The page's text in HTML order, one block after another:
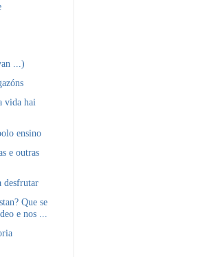
...)
vida hai
ensino
e outras
desfrutar
Que se
e nos ...